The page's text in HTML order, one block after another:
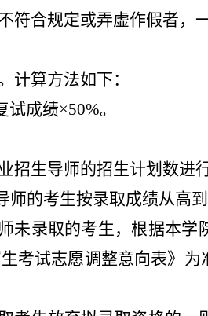
符合规定或弄虚作假者
计算方法如下：
成绩×50%。
招生导师的招生计划数进
的考生按录取成绩从高
未录取的考生，根据本
考试志愿调整意向表》